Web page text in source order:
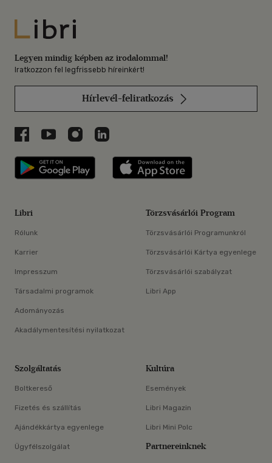
Libri
Legyen mindig képben az irodalommal!
Iratkozzon fel legfrissebb híreinkért!
Hírlevél-feliratkozás
Libri a Facebookon
Libri a Youtube-on
Libri az Instagramon
Libri a LinkedInen
Libri applikáció Szerezd meg: Google
Libri
Rólunk
Karrier
Impresszum
Társadalmi programok
Adományozás
Akadálymentesítési nyilatkozat
Törzsvásárlói Program
Törzsvásárlói Programunkról
Törzsvásárlói Kártya egyenlege
Törzsvásárlói szabályzat
Libri App
Szolgáltatás
Boltkereső
Fizetés és szállítás
Ajándékkártya egyenlege
Ügyfélszolgálat
Kultúra
Események
Libri Magazin
Libri Mini Polc
Partnereinknek